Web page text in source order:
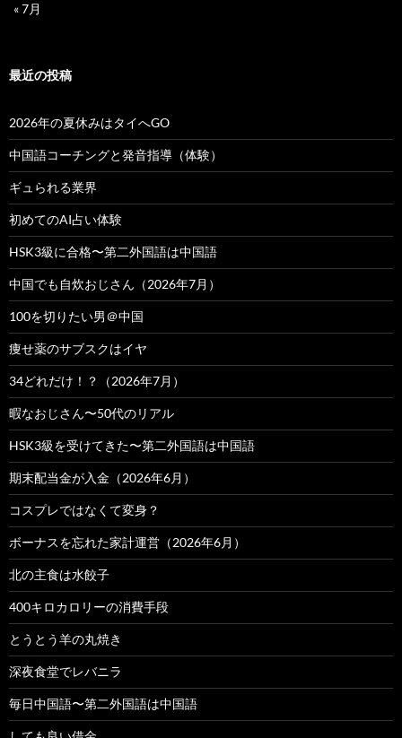
« 7月
最近の投稿
2026年の夏休みはタイへGO
中国語コーチングと発音指導（体験）
ギュられる業界
初めてのAI占い体験
HSK3級に合格〜第二外国語は中国語
中国でも自炊おじさん（2026年7月）
100を切りたい男＠中国
痩せ薬のサブスクはイヤ
34どれだけ！？（2026年7月）
暇なおじさん〜50代のリアル
HSK3級を受けてきた〜第二外国語は中国語
期末配当金が入金（2026年6月）
コスプレではなくて変身？
ボーナスを忘れた家計運営（2026年6月）
北の主食は水餃子
400キロカロリーの消費手段
とうとう羊の丸焼き
深夜食堂でレバニラ
毎日中国語〜第二外国語は中国語